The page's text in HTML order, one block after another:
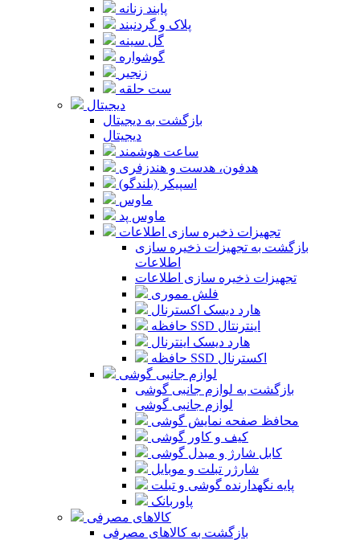
پابند زنانه
پلاک و گردنبند
گل سینه
گوشواره
زنجیر
ست حلقه
دیجیتال
بازگشت به دیجیتال
دیجیتال
ساعت هوشمند
هدفون، هدست و هندزفری
اسپیکر (بلندگو)
ماوس
ماوس پد
تجهیزات ذخیره سازی اطلاعات
بازگشت به تجهیزات ذخیره سازی
اطلاعات
تجهیزات ذخیره سازی اطلاعات
فلش مموری
هارد دیسک اکسترنال
حافظه SSD اینترنتال
هارد دیسک اینترنال
حافظه SSD اکسترنال
لوازم جانبی گوشی
بازگشت به لوازم جانبی گوشی
لوازم جانبی گوشی
محافظ صفحه نمایش گوشی
کیف و کاور گوشی
کابل شارژ و مبدل گوشی
شارژر تبلت و موبایل
پایه نگهدارنده گوشی و تبلت
پاوربانک
کالاهای مصرفی
بازگشت به کالاهای مصرفی